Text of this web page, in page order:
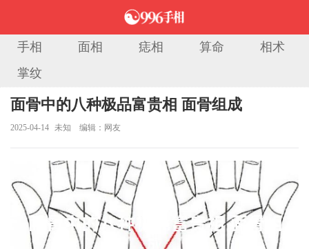
手相 面相 痣相 算命
相术
掌纹
当前位置：
面骨中的八种极品富贵相 面骨组成
2025-04-14 未知 编辑：网友